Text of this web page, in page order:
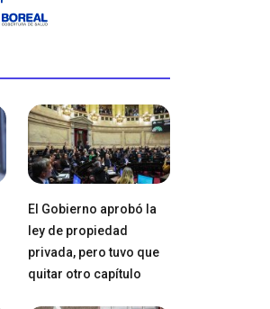
El Gobierno aprobó la
ley de propiedad
privada, pero tuvo que
quitar otro capítulo